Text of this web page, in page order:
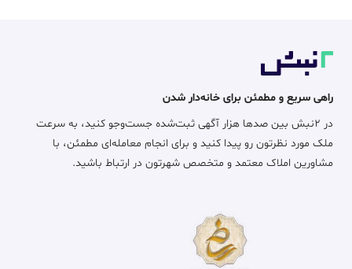
راهی سریع و مطمئن برای خانه‌دار شدن
در ۲نبش بین صدها هزار آگهی ثبت‌شده جست‌وجو کنید، به سرعت
ملک مورد نظرتون رو پیدا کنید و برای انجام معامله‌ای مطمئن، با
مشاورین املاک معتمد و متخصص شهرتون در ارتباط باشید.